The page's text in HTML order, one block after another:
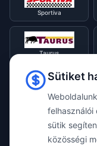
Sportiva
Taurus
Tracmax
Sütiket
felhasználói
sütik
közösségi